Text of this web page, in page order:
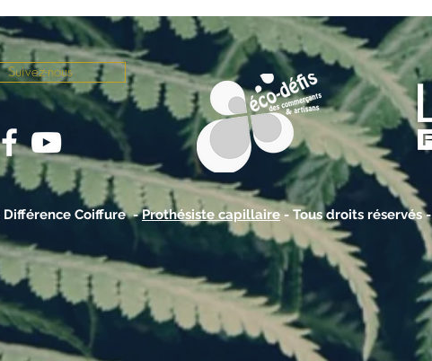
Suivez-nous
Coiffure -Prothésiste capillaire- Tous droits réservés -